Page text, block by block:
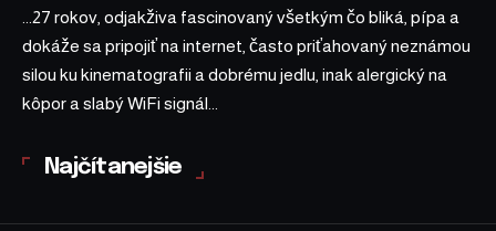
...27 rokov, odjakživa fascinovaný všetkým čo bliká, pípa a
dokáže sa pripojiť na internet, často priťahovaný neznámou
silou ku kinematografii a dobrému jedlu, inak alergický na
kôpor a slabý WiFi signál...
Najčítanejšie